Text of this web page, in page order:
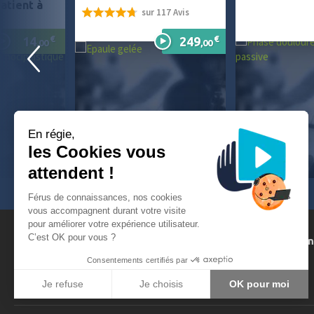
à
14,00€
sur 117 Avis
249,00€
FAQ
Demande d'aide
Problèmes de connexion ?
Suggestions de
Devenez formateur
Devenez partenaire
En régie,
les Cookies vous
attendent !
Férus de connaissances, nos cookies
vous accompagnent durant votre visite
pour améliorer votre expérience utilisateur.
C’est OK pour vous ?
Consentements certifiés par
Je refuse Je choisis OK pour moi